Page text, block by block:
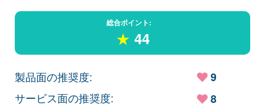
総合ポイント:
★ 44
製品面の推奨度:
サービス面の推奨度:
9
8